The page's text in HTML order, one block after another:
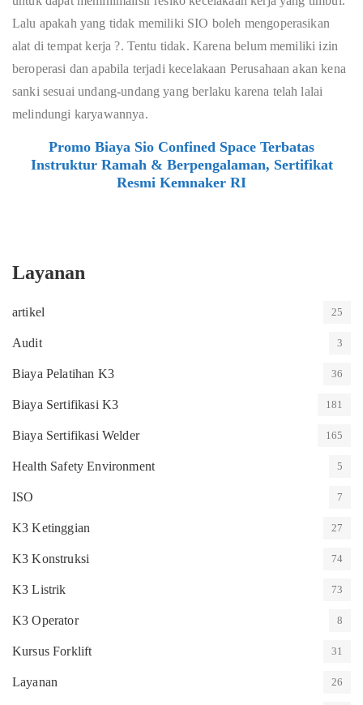
Lalu apakah yang tidak memiliki SIO boleh mengoperasikan
alat di tempat kerja ?. Tentu tidak. Karena belum memiliki izin
beroperasi dan apabila terjadi kecelakaan Perusahaan akan kena
sanki sesuai undang-undang yang berlaku karena telah lalai
melindungi karyawannya.
Promo Biaya Sio Confined Space Terbatas
Instruktur Ramah & Berpengalaman, Sertifikat
Resmi Kemnaker RI
Layanan
artikel 25
Audit 3
Biaya Pelatihan K3 36
Biaya Sertifikasi K3 181
Biaya Sertifikasi Welder 165
Health Safety Environment 5
ISO 7
K3 Ketinggian 27
K3 Konstruksi 74
K3 Listrik 73
K3 Operator 8
Kursus Forklift 31
Layanan 26